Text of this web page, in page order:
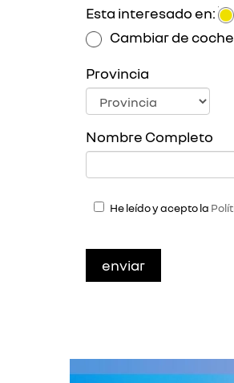
Esta interesado en:
Cambiar de coche
Provincia
Nombre Completo
He leído y acepto la